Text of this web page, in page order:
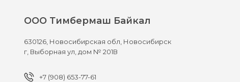
ООО Тимбермаш Байкал
630126, Новосибирская обл, Новосибирск
г, Выборная ул, дом № 201В
+7 (908) 653-77-61